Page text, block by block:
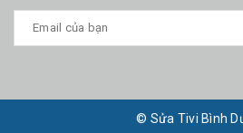
© Sửa Tivi Bình